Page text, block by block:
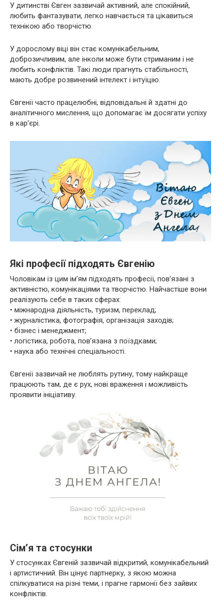
У дитинстві Євген зазвичай активний, але спокійний,
любить фантазувати, легко навчається та цікавиться
технікою або творчістю.
У дорослому віці він стає комунікабельним,
доброзичливим, але інколи може бути стриманим і не
любить конфліктів. Такі люди прагнуть стабільності,
мають добре розвинений інтелект і інтуїцію.
Євгенії часто працелюбні, відповідальні й здатні до
аналітичного мислення, що допомагає їм досягати успіху
в кар’єрі.
Які професії підходять Євгенію
Чоловікам із цим ім’ям підходять професії, пов’язані з
активністю, комунікаціями та творчістю. Найчастіше вони
реалізують себе в таких сферах:
• міжнародна діяльність, туризм, переклад;
• журналістика, фотографія, організація заходів;
• бізнес і менеджмент;
• логістика, робота, пов’язана з поїздками;
• наука або технічні спеціальності.
Євгенії зазвичай не люблять рутину, тому найкраще
працюють там, де є рух, нові враження і можливість
проявити ініціативу.
Сім’я та стосунки
У стосунках Євгеній зазвичай відкритий, комунікабельний
і артистичний. Він цінує партнерку, з якою можна
спілкуватися на різні теми, і прагне гармонії без зайвих
конфліктів.